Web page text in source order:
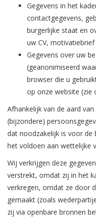
Gegevens in het
contactgegevens,
burgerlijke staat en
uw CV,
Gegevens over uw
(geanonimiseerd
browser die u
op onze website (zie
Afhankelijk van de aard
(bijzondere)
dat noodzakelijk is voor de
het voldoen aan wettelijke
Wij verkrijgen deze
verstrekt, omdat zij in het
verkregen, omdat ze door
gemaakt (zoals
zij via openbare bronnen